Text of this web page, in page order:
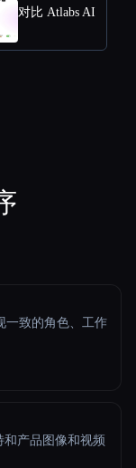
对比 Atlabs AI
一致的角色、工作
和产品图像和视频